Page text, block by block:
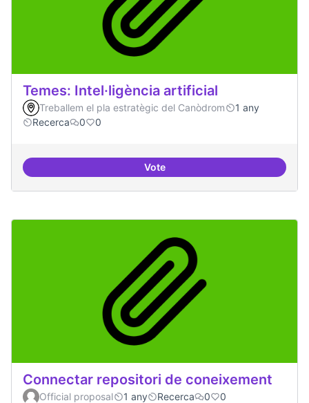
Temes: Intel·ligència artificial
Treballem el pla estratègic del Canòdrom
1 any
Recerca
0 0
VoteTemes: Intel·ligència artificial
Connectar repositori de coneixement
Official proposal 1 any Recerca 0 0